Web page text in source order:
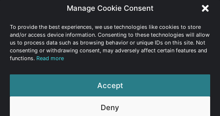
Manage Cookie Consent
To provide the best experiences, we use technologies like cookies to store
and/or access device information. Consenting to these technologies will allow
us to process data such as browsing behavior or unique IDs on this site. Not
consenting or withdrawing consent, may adversely affect certain features and
functions. Read more
Accept
Deny
Γενική Διεύθυνση Ανάπτυξης
Υπουργείο Οικονομικών | Κυπριακή Δημοκρατία
Ιστ: